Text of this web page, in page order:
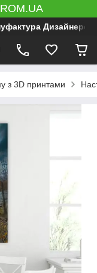
з 3D принтами